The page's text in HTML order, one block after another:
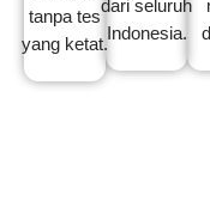
tanpa tes
yang ketat.
dari seluruh
Indonesia.